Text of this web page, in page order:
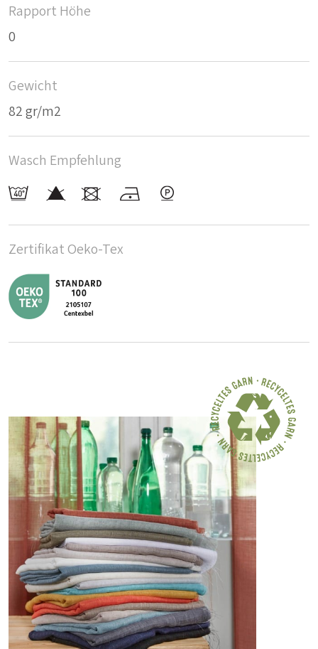
Rapport Höhe
0
Gewicht
82 gr/m2
Wasch Empfehlung
Zertifikat Oeko-Tex